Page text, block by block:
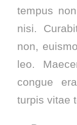
tempus
nisi.
non,
leo.
congue
turpis vitae